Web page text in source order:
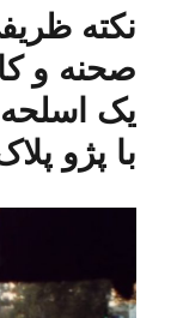
نکته
صحنه و
یک
با پژو